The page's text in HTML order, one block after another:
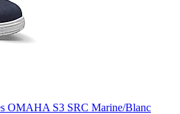
OMAHA S3 SRC Marine/Blanc